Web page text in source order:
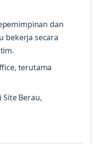
dan
bekerja secara
terutama
Berau,